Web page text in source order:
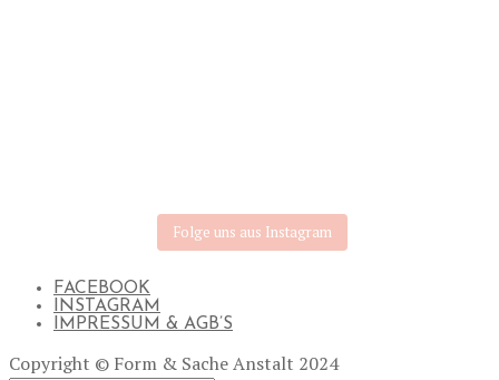
Folge uns aus Instagram
FACEBOOK
INSTAGRAM
IMPRESSUM & AGB’S
Copyright © Form & Sache Anstalt 2024